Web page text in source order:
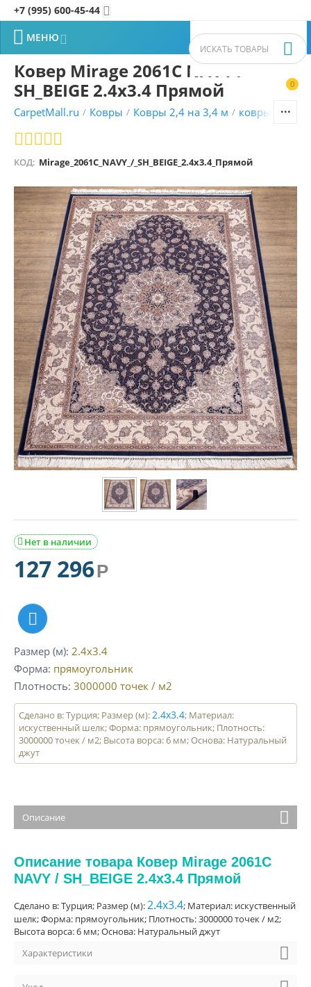
+7 (995) 600-45-44 
0


 МЕНЮ
Ковер Mirage 2061C NAVY /
SH_BEIGE 2.4x3.4 Прямой
CarpetMall.ru / Ковры / Ковры 2,4 на 3,4 м / ковры
КОД: Mirage_2061C_NAVY_/_SH_BEIGE_2.4x3.4_Прямой
Нет в наличии

127 296Р
Размер (м) 2.4x3.4
Форма прямоугольник
Плотность 3000000 точек / м2
Сделано в: Турция; Размер (м):2.4x3.4; Материал:
искуственный шелк; Форма: прямоугольник; Плотность:
3000000 точек / м2; Высота ворса: 6 мм; Основа: Натуральный
джут
Описание
Описание товара Ковер Mirage 2061C
NAVY / SH_BEIGE 2.4x3.4 Прямой
Сделано в: Турция; Размер (м):2.4x3.4; Материал: искуственный
шелк; Форма: прямоугольник; Плотность: 3000000 точек / м2;
Высота ворса: 6 мм; Основа: Натуральный джут
Характеристики